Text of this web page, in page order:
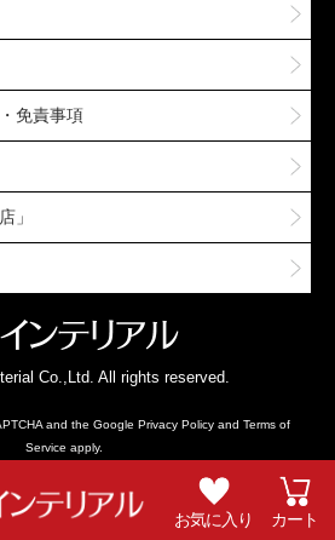
お気に入り カート
免責事項
」
Co.,Ltd. All rights reserved.
and the Google Privacy Policyand Terms of
Service apply.